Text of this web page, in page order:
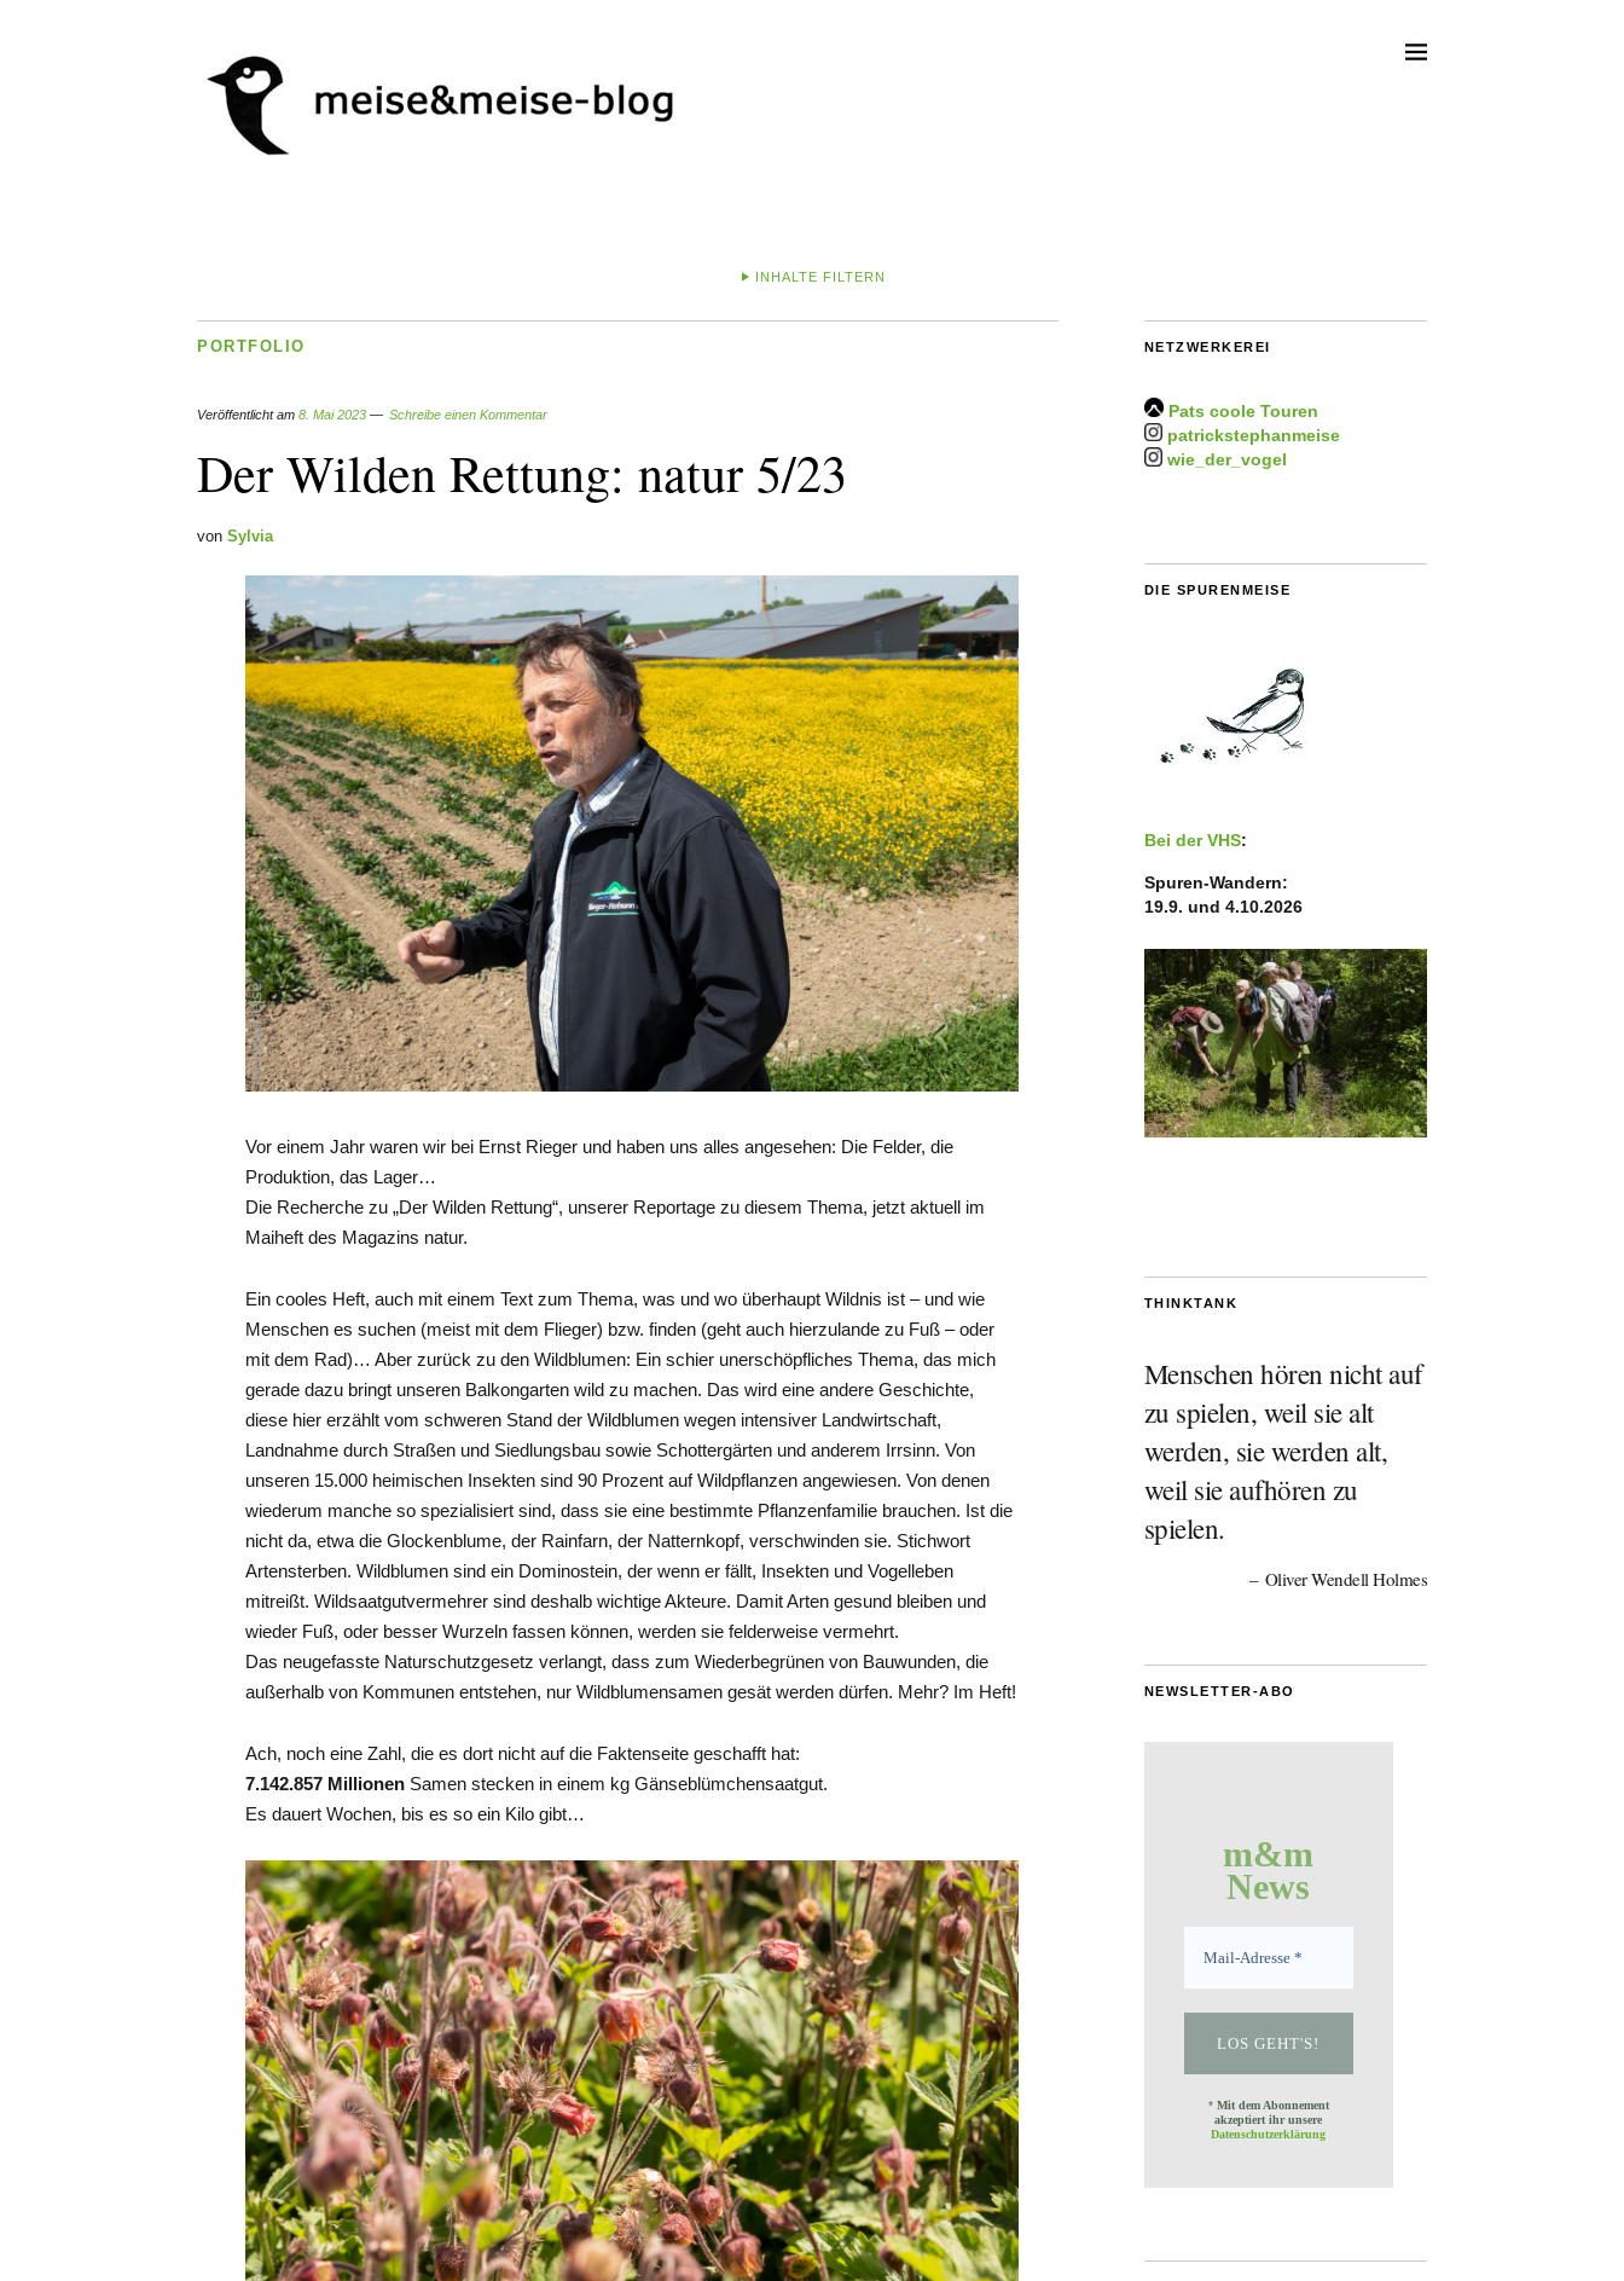
INHALTE FILTERN
PORTFOLIO
Veröffentlicht am 8. Mai 2023 Schreibe einen Kommentar
Der Wilden Rettung: natur 5/23
von Sylvia
Vor einem Jahr waren wir bei Ernst Rieger und haben uns alles angesehen: Die Felder, die
Produktion, das Lager…
Die Recherche zu „Der Wilden Rettung“, unserer Reportage zu diesem Thema, jetzt aktuell im
Maiheft des Magazins natur.
Ein cooles Heft, auch mit einem Text zum Thema, was und wo überhaupt Wildnis ist – und wie
Menschen es suchen (meist mit dem Flieger) bzw. finden (geht auch hierzulande zu Fuß – oder
mit dem Rad)… Aber zurück zu den Wildblumen: Ein schier unerschöpfliches Thema, das mich
gerade dazu bringt unseren Balkongarten wild zu machen. Das wird eine andere Geschichte,
diese hier erzählt vom schweren Stand der Wildblumen wegen intensiver Landwirtschaft,
Landnahme durch Straßen und Siedlungsbau sowie Schottergärten und anderem Irrsinn. Von
unseren 15.000 heimischen Insekten sind 90 Prozent auf Wildpflanzen angewiesen. Von denen
wiederum manche so spezialisiert sind, dass sie eine bestimmte Pflanzenfamilie brauchen. Ist die
nicht da, etwa die Glockenblume, der Rainfarn, der Natternkopf, verschwinden sie. Stichwort
Artensterben. Wildblumen sind ein Dominostein, der wenn er fällt, Insekten und Vogelleben
mitreißt. Wildsaatgutvermehrer sind deshalb wichtige Akteure. Damit Arten gesund bleiben und
wieder Fuß, oder besser Wurzeln fassen können, werden sie felderweise vermehrt.
Das neugefasste Naturschutzgesetz verlangt, dass zum Wiederbegrünen von Bauwunden, die
außerhalb von Kommunen entstehen, nur Wildblumensamen gesät werden dürfen. Mehr? Im Heft!
Ach, noch eine Zahl, die es dort nicht auf die Faktenseite geschafft hat:
7.142.857 Millionen Samen stecken in einem kg Gänseblümchensaatgut.
Es dauert Wochen, bis es so ein Kilo gibt…
NETZWERKEREI
Pats coole Touren
patrickstephanmeise
wie_der_vogel
DIE SPURENMEISE
Bei der VHS:
Spuren-Wandern:
19.9. und 4.10.2026
THINKTANK
Menschen hören nicht auf
zu spielen, weil sie alt
werden, sie werden alt,
weil sie aufhören zu
spielen.
Oliver Wendell Holmes
NEWSLETTER-ABO
m&m
News
* Mit dem Abonnement
akzeptiert ihr unsere
Datenschutzerklärung